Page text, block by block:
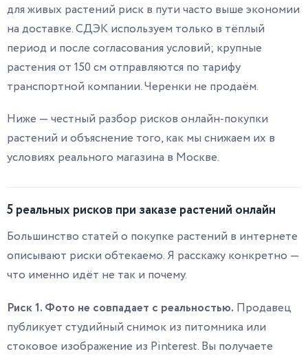
для живых растений риск в пути часто выше экономии
на доставке. СДЭК используем только в тёплый
период и после согласования условий; крупные
растения от 150 см отправляются по тарифу
транспортной компании. Черенки не продаём.
Ниже — честный разбор рисков онлайн-покупки
растений и объяснение того, как мы снижаем их в
условиях реального магазина в Москве.
5 реальных рисков при заказе растений онлайн
Большинство статей о покупке растений в интернете
описывают риски обтекаемо. Я расскажу конкретно —
что именно идёт не так и почему.
Риск 1. Фото не совпадает с реальностью. Продавец
публикует студийный снимок из питомника или
стоковое изображение из Pinterest. Вы получаете